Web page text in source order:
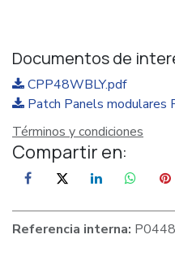
Documentos de
CPP48WBLY.pdf
Patch Panels modulares
Términos y condiciones
Compartir en:
Referencia interna: P0448